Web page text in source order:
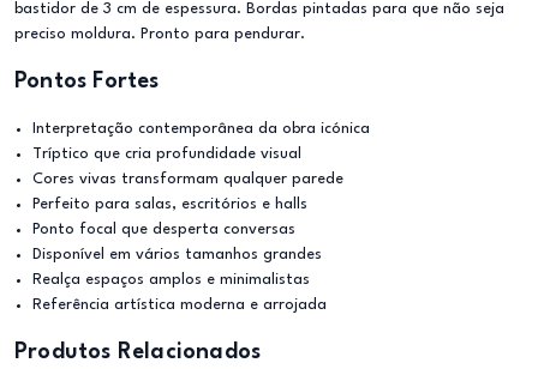
bastidor de 3 cm de espessura. Bordas pintadas para que não seja
preciso moldura. Pronto para pendurar.
Pontos Fortes
Interpretação contemporânea da obra icónica
Tríptico que cria profundidade visual
Cores vivas transformam qualquer parede
Perfeito para salas, escritórios e halls
Ponto focal que desperta conversas
Disponível em vários tamanhos grandes
Realça espaços amplos e minimalistas
Referência artística moderna e arrojada
Produtos Relacionados